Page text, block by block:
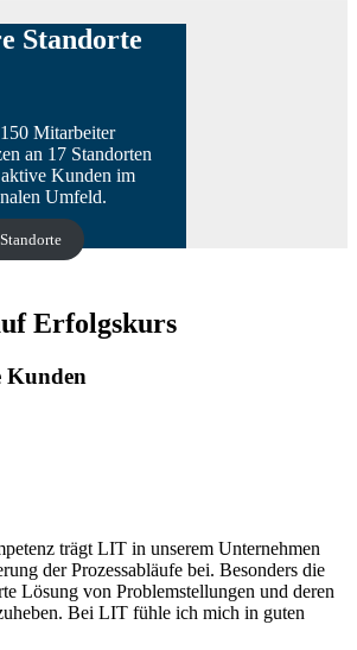
Standorte
Mitarbeiter
an 17 Standorten
Kunden im
Umfeld.
Erfolgskurs
Kunden
trägt LIT in unserem Unternehmen
der Prozessabläufe bei. Besonders die
Lösung von Problemstellungen und deren
Bei LIT fühle ich mich in guten